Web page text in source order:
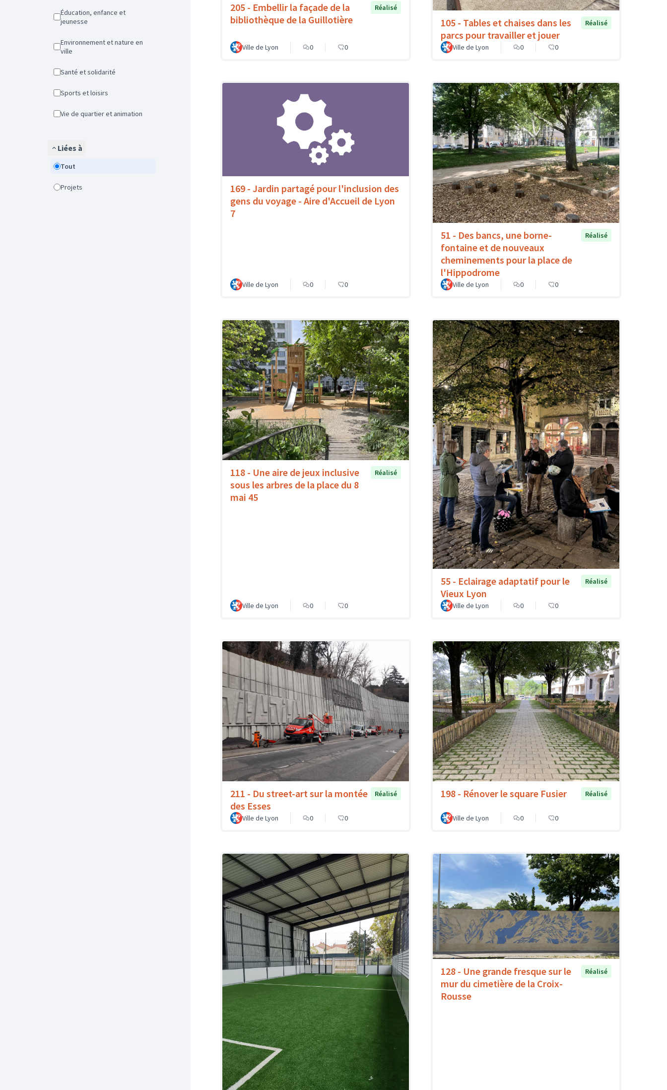
Éducation, enfance et
jeunesse
Environnement et nature en
ville
Santé et solidarité
Sports et loisirs
Vie de quartier et animation
Liées à
Tout
Projets
205 - Embellir la façade de la
bibliothèque de la Guillotière
Réalisé
Ville de Lyon 0 0
105 - Tables et chaises dans les
parcs pour travailler et jouer
Réalisé
Ville de Lyon 0 0
169 - Jardin partagé pour l'inclusion des
gens du voyage - Aire d'Accueil de Lyon
7
Ville de Lyon 0 0
51 - Des bancs, une borne-
fontaine et de nouveaux
cheminements pour la place de
l'Hippodrome
Réalisé
Ville de Lyon 0 0
118 - Une aire de jeux inclusive
sous les arbres de la place du 8
mai 45
Réalisé
Ville de Lyon 0 0
55 - Eclairage adaptatif pour le
Vieux Lyon
Réalisé
Ville de Lyon 0 0
211 - Du street-art sur la montée
des Esses
Réalisé
Ville de Lyon 0 0
198 - Rénover le square Fusier Réalisé
Ville de Lyon 0 0
128 - Une grande fresque sur le
mur du cimetière de la Croix-
Rousse
Réalisé